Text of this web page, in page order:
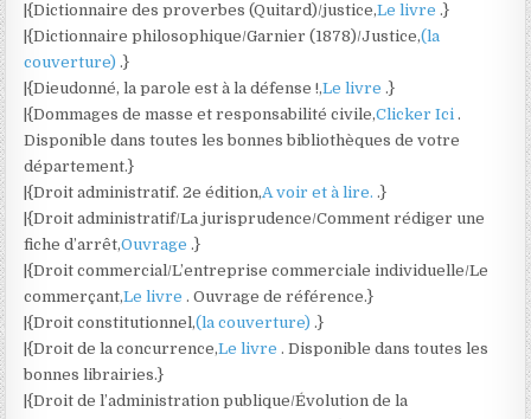
|{Dictionnaire des proverbes (Quitard)/justice,Le livre.}
|{Dictionnaire philosophique/Garnier (1878)/Justice,(la
couverture).}
|{Dieudonné, la parole est à la défense !,Le livre.}
|{Dommages de masse et responsabilité civile,Clicker Ici.
Disponible dans toutes les bonnes bibliothèques de votre
département.}
|{Droit administratif. 2e édition,A voir et à lire..}
|{Droit administratif/La jurisprudence/Comment rédiger une
fiche d’arrêt,Ouvrage.}
|{Droit commercial/L’entreprise commerciale individuelle/Le
commerçant,Le livre. Ouvrage de référence.}
|{Droit constitutionnel,(la couverture).}
|{Droit de la concurrence,Le livre. Disponible dans toutes les
bonnes librairies.}
|{Droit de l’administration publique/Évolution de la